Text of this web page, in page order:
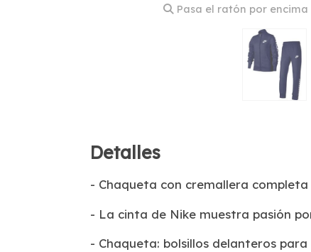
Pasa el ratón por
Detalles
- Chaqueta con cremallera
- La cinta de Nike muestra pasión
- Chaqueta: bolsillos delanteros